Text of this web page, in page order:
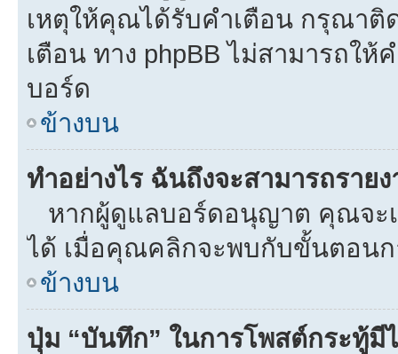
เหตุให้คุณได้รับคำเตือน กรุณา
เตือน ทาง phpBB ไม่สามารถใ
บอร์ด
ข้างบน
ทำอย่างไร ฉันถึงจะสามารถรา
หากผู้ดูแลบอร์ดอนุญาต คุณจะเ
ได้ เมื่อคุณคลิกจะพบกับขั้นตอนก
ข้างบน
ปุ่ม “บันทึก” ในการโพสต์กระทู้มี